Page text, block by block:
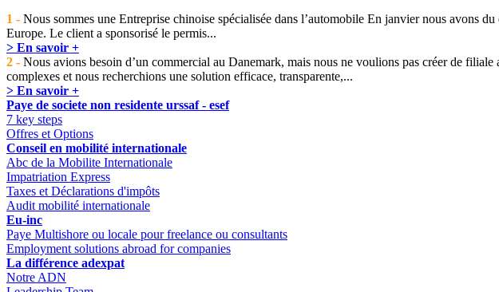
1 - Nous sommes une Entreprise chinoise spécialisée dans l’automobile En janvier nous avons
Europe. Le client a sponsorisé le permis...
> En savoir +
2 - Nous avions besoin d’un commercial au Danemark, mais nous ne voulions pas créer de
complexes et nous recherchions une solution efficace, transparente,...
> En savoir +
Paye de societe non residente urssaf - esef
7 key steps
Offres et Options
Conseil en mobilité internationale
Abc de la Mobilite Internationale
Impatriation Express
Taxes et Déclarations d'impôts
Audit mobilité internationale
Eu-inc
Paye Multishore ou locale pour freelance ou consultants
Employment solutions abroad for companies
La différence adexpat
Notre ADN